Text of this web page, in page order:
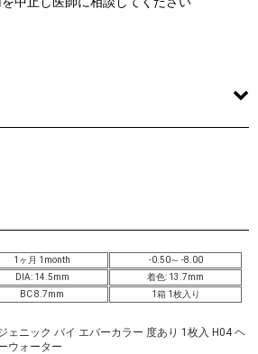
1ヶ月 1month
-0.50～ -8.00
DIA: 14.5mm
着色: 13.7mm
BC 8.7mm
1箱 1枚入り
ェニック バイ エバーカラー 度あり 1枚入 H04 ヘ
ウォーター